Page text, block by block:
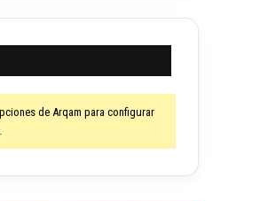
de Arqam para configurar